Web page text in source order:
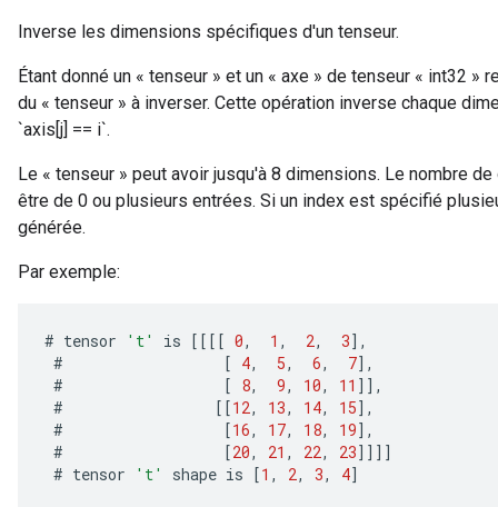
Inverse les dimensions spécifiques d'un tenseur.
Étant donné un « tenseur » et un « axe » de tenseur « int32
du « tenseur » à inverser. Cette opération inverse chaque
`axis[j] == i`.
Le « tenseur » peut avoir jusqu'à 8 dimensions. Le nombre
être de 0 ou plusieurs entrées. Si un index est spécifié
générée.
Par exemple:
# tensor 't' is [[[[ 0, 1 , 2, 3] ,
#
[ 4, 5, 6, 7] ,
#
[ 8, 9, 10, 11 ]] ,
#
[[12, 13, 14, 15] ,
#
[16, 17, 18, 19] ,
#
[20, 21 , 22, 23]]]]
# tensor 't' shape is [1 , 2, 3, 4]